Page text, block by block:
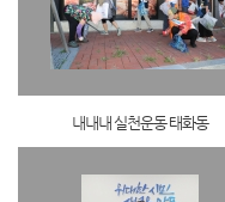
내내내 실천운동 태화동